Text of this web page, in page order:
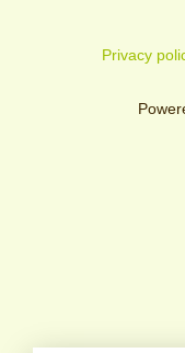
Privacy